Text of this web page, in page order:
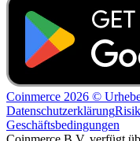
Coinmerce 2026 ©
Datenschutzerklärung
Geschäftsbedingungen